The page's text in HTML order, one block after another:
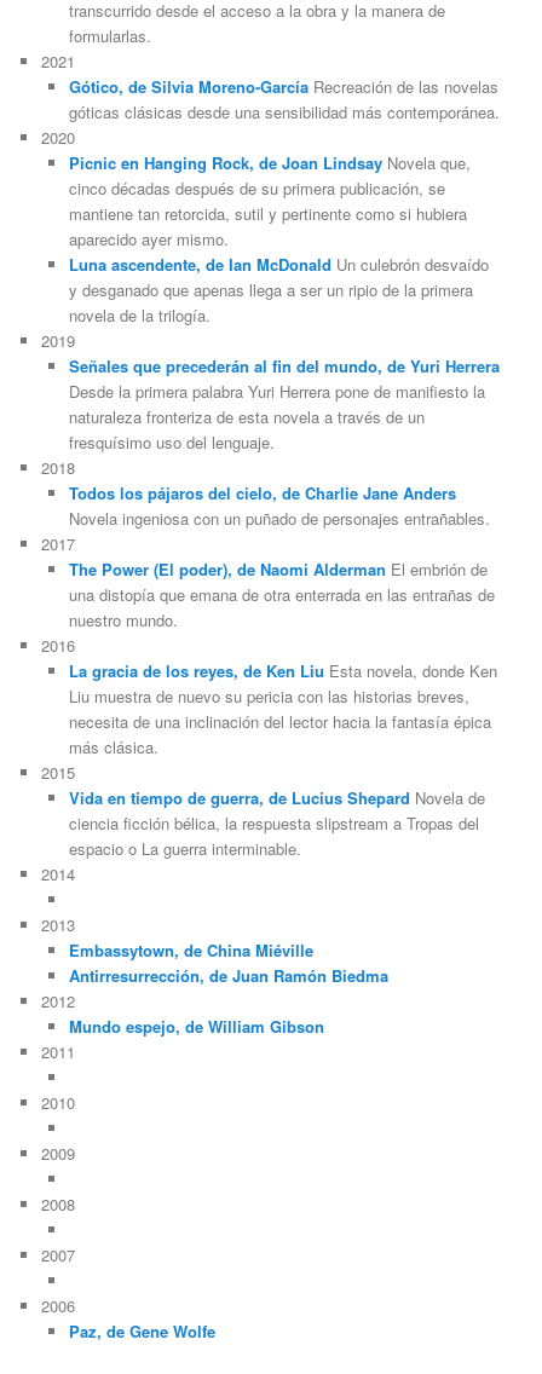
transcurrido desde el acceso a la obra y la manera de
formularlas.
2021
Gótico, de Silvia Moreno-GarcíaRecreación de las novelas
góticas clásicas desde una sensibilidad más contemporánea.
2020
Picnic en Hanging Rock, de Joan LindsayNovela que,
cinco décadas después de su primera publicación, se
mantiene tan retorcida, sutil y pertinente como si hubiera
aparecido ayer mismo.
Luna ascendente, de Ian McDonald Un culebrón desvaído
y desganado que apenas llega a ser un ripio de la primera
novela de la trilogía.
2019
Señales que precederán al fin del mundo, de Yuri Herrera
Desde la primera palabra Yuri Herrera pone de manifiesto la
naturaleza fronteriza de esta novela a través de un
fresquísimo uso del lenguaje.
2018
Todos los pájaros del cielo, de Charlie Jane Anders
Novela ingeniosa con un puñado de personajes entrañables.
2017
The Power (El poder), de Naomi Alderman El embrión de
una distopía que emana de otra enterrada en las entrañas de
nuestro mundo.
2016
La gracia de los reyes, de Ken Liu Esta novela, donde Ken
Liu muestra de nuevo su pericia con las historias breves,
necesita de una inclinación del lector hacia la fantasía épica
más clásica.
2015
Vida en tiempo de guerra, de Lucius Shepard Novela de
ciencia ficción bélica, la respuesta slipstream a Tropas del
espacio o La guerra interminable.
2014
2013
Embassytown, de China Miéville
Antirresurrección, de Juan Ramón Biedma
2012
Mundo espejo, de William Gibson
2011
2010
2009
2008
2007
2006
Paz, de Gene Wolfe